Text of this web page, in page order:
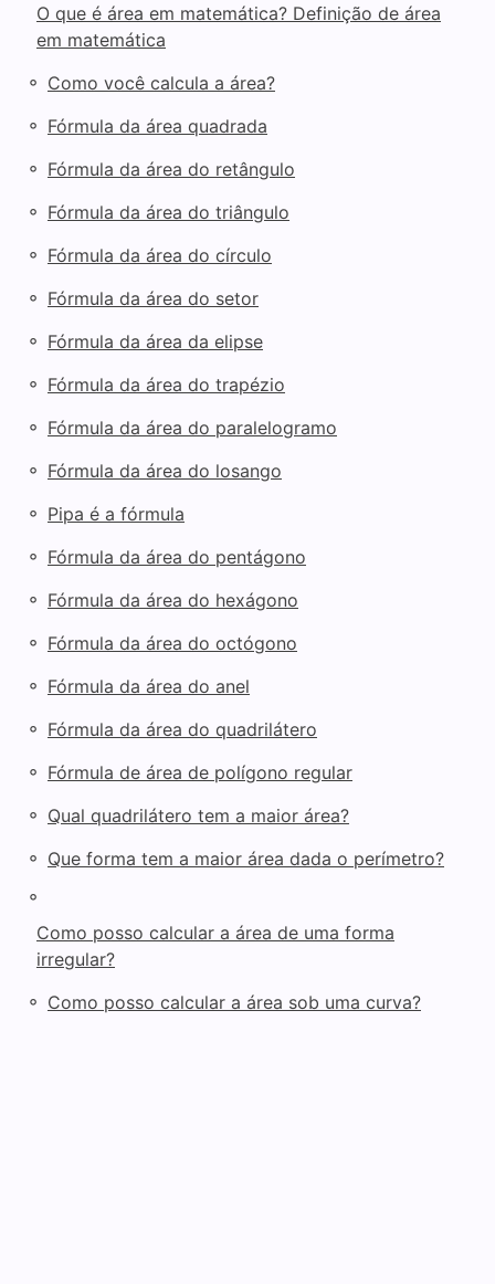
o
O que é área em matemática? Definição de área
em matemática
◦ Como você calcula a área?
◦ Fórmula da área quadrada
◦ Fórmula da área do retângulo
◦ Fórmula da área do triângulo
◦ Fórmula da área do círculo
◦ Fórmula da área do setor
◦ Fórmula da área da elipse
◦ Fórmula da área do trapézio
◦ Fórmula da área do paralelogramo
◦ Fórmula da área do losango
◦ Pipa é a fórmula
◦ Fórmula da área do pentágono
◦ Fórmula da área do hexágono
◦ Fórmula da área do octógono
◦ Fórmula da área do anel
◦ Fórmula da área do quadrilátero
◦ Fórmula de área de polígono regular
◦ Qual quadrilátero tem a maior área?
◦ Que forma tem a maior área dada o perímetro?
◦
Como posso calcular a área de uma forma
irregular?
◦ Como posso calcular a área sob uma curva?